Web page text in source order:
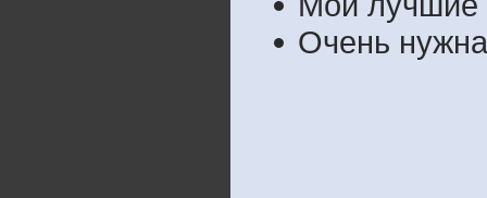
Очень